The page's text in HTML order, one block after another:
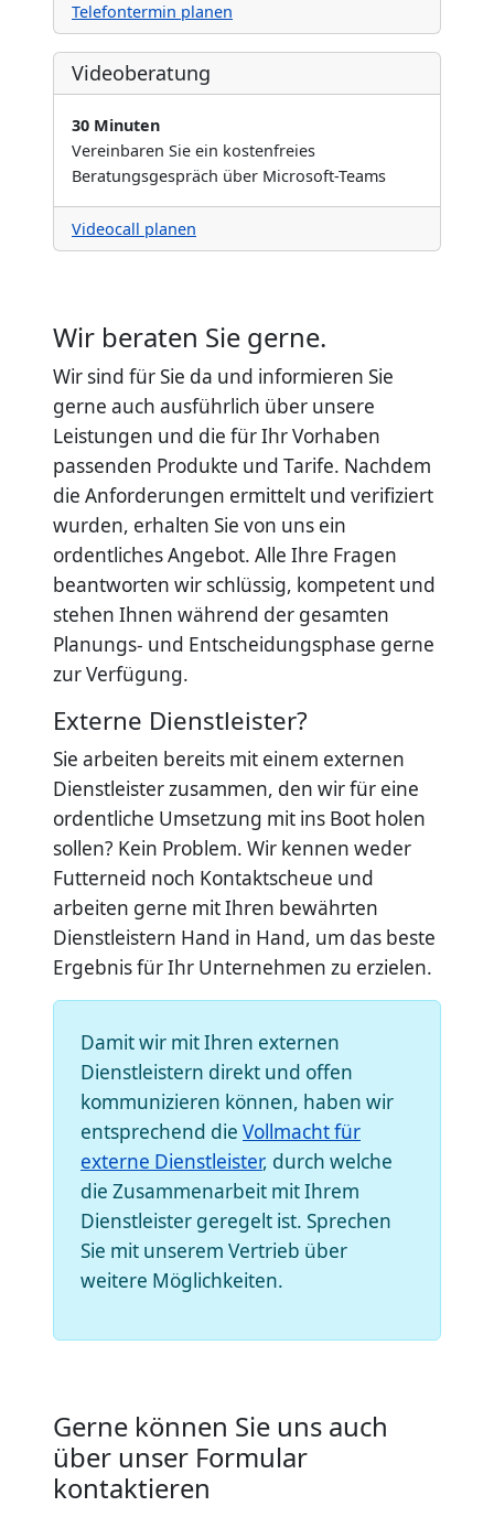
Telefontermin planen
Videoberatung
30 Minuten
Vereinbaren Sie ein kostenfreies
Beratungsgespräch über Microsoft-Teams
Videocall planen
Wir beraten Sie gerne.
Wir sind für Sie da und informieren Sie
gerne auch ausführlich über unsere
Leistungen und die für Ihr Vorhaben
passenden Produkte und Tarife. Nachdem
die Anforderungen ermittelt und verifiziert
wurden, erhalten Sie von uns ein
ordentliches Angebot. Alle Ihre Fragen
beantworten wir schlüssig, kompetent und
stehen Ihnen während der gesamten
Planungs- und Entscheidungsphase gerne
zur Verfügung.
Externe Dienstleister?
Sie arbeiten bereits mit einem externen
Dienstleister zusammen, den wir für eine
ordentliche Umsetzung mit ins Boot holen
sollen? Kein Problem. Wir kennen weder
Futterneid noch Kontaktscheue und
arbeiten gerne mit Ihren bewährten
Dienstleistern Hand in Hand, um das beste
Ergebnis für Ihr Unternehmen zu erzielen.
Damit wir mit Ihren externen
Dienstleistern direkt und offen
kommunizieren können, haben wir
entsprechend die Vollmacht für
externe Dienstleister, durch welche
die Zusammenarbeit mit Ihrem
Dienstleister geregelt ist. Sprechen
Sie mit unserem Vertrieb über
weitere Möglichkeiten.
Gerne können Sie uns auch
über unser Formular
kontaktieren